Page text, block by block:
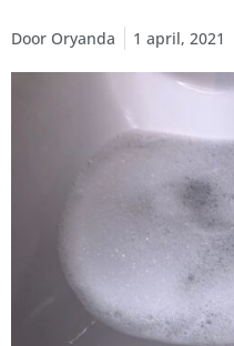
Door Oryanda 1 april, 2021